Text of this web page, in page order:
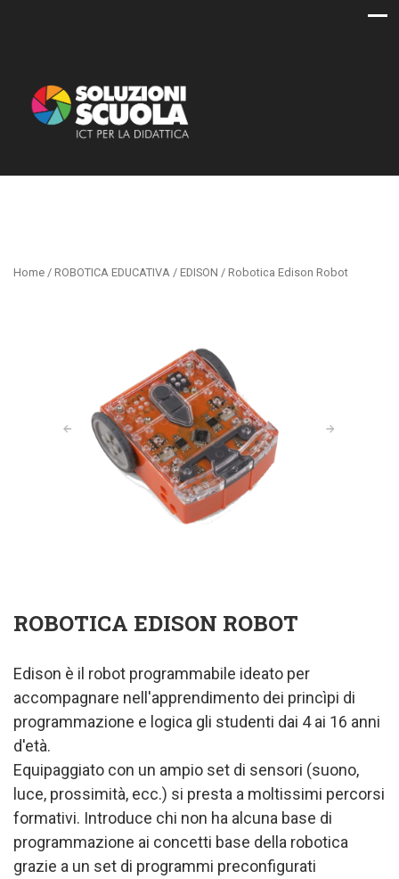
Home / ROBOTICA EDUCATIVA / EDISON / Robotica Edison Robot
ROBOTICA EDISON ROBOT
Edison è il robot programmabile ideato per
accompagnare nell'apprendimento dei princìpi di
programmazione e logica gli studenti dai 4 ai 16 anni
d'età.
Equipaggiato con un ampio set di sensori (suono,
luce, prossimità, ecc.) si presta a moltissimi percorsi
formativi. Introduce chi non ha alcuna base di
programmazione ai concetti base della robotica
grazie a un set di programmi preconfigurati